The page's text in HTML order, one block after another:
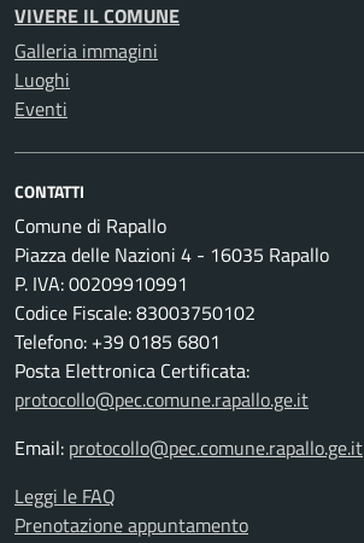
VIVERE IL COMUNE
Galleria immagini
Luoghi
Eventi
CONTATTI
Comune di Rapallo
Piazza delle Nazioni 4 - 16035 Rapallo
P. IVA: 00209910991
Codice Fiscale: 83003750102
Telefono: +39 0185 6801
Posta Elettronica Certificata:
protocollo@pec.comune.rapallo.ge.it
Email: protocollo@pec.comune.rapallo.ge.it
Leggi le FAQ
Prenotazione appuntamento